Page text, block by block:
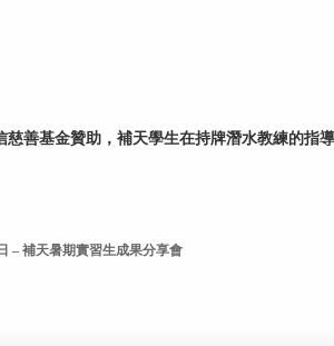
慈善基金贊助，補天學生在持牌潛水教練的指
– 補天暑期實習生成果分享會